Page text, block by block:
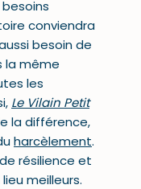
conviendra
besoin de
la même
les
Le Vilain Petit
la différence,
harcèlement.
résilience et
meilleurs.